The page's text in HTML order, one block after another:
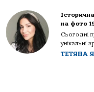
на фото
Сьогодні
унікальні
ТЕТЯНА